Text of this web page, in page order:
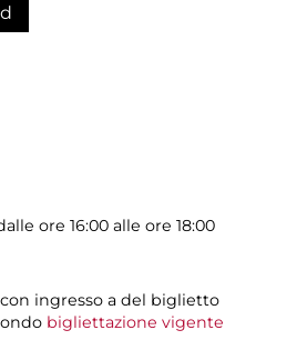
ore 16:00 alle ore 18:00
ingresso a del biglietto
bigliettazione vigente